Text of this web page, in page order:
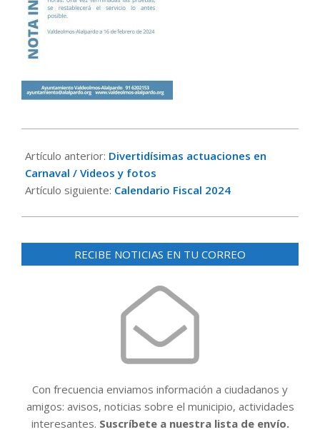
02-
15
Artículo anterior: Divertidísimas actuaciones en
Carnaval / Videos y fotos
Artículo siguiente: Calendario Fiscal 2024
RECIBE NOTICIAS EN TU CORREO
Con frecuencia enviamos información a ciudadanos y
amigos: avisos, noticias sobre el municipio, actividades
interesantes. Suscríbete a nuestra lista de envío.